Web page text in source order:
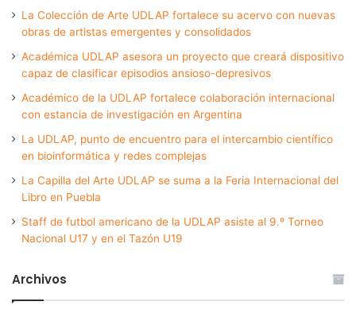
La Colección de Arte UDLAP fortalece su acervo con nuevas
obras de artistas emergentes y consolidados
Académica UDLAP asesora un proyecto que creará dispositivo
capaz de clasificar episodios ansioso-depresivos
Académico de la UDLAP fortalece colaboración internacional
con estancia de investigación en Argentina
La UDLAP, punto de encuentro para el intercambio científico
en bioinformática y redes complejas
La Capilla del Arte UDLAP se suma a la Feria Internacional del
Libro en Puebla
Staff de futbol americano de la UDLAP asiste al 9.º Torneo
Nacional U17 y en el Tazón U19
Archivos